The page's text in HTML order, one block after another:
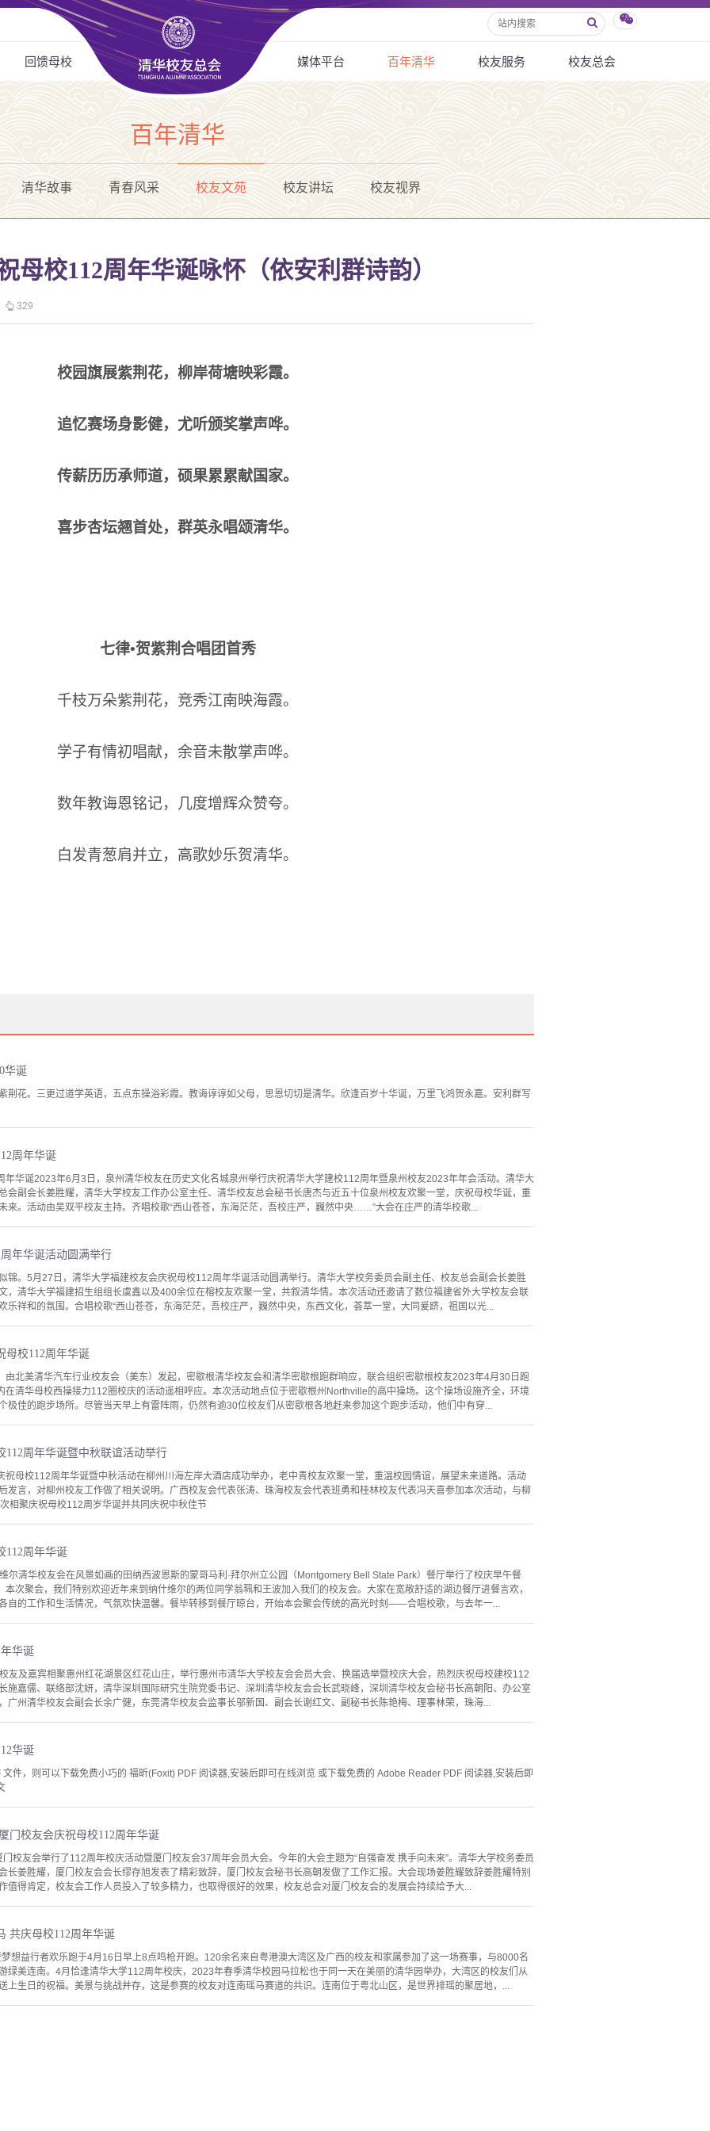
回馈母校 媒体平台 百年清华 校友服务 校友总会
百年清华
清华故事 青春风采 校友文苑 校友讲坛 校友视界
母校112周年华诞咏怀（依安利群诗韵）
329
校园旗展紫荆花，柳岸荷塘映彩霞。
追忆赛场身影健，尤听颁奖掌声哗。
传薪历历承师道，硕果累累献国家。
喜步杏坛翘首处，群英永唱颂清华。
七律•贺紫荆合唱团首秀
千枝万朵紫荆花，竞秀江南映海霞。
学子有情初唱献，余音未散掌声哗。
数年教诲恩铭记，几度增辉众赞夸。
白发青葱肩并立，高歌妙乐贺清华。
华诞
荆花。三更过道学英语，五点东操浴彩霞。教诲谆谆如父母，思恩切切是清华。欣逢百岁十华诞，万里飞鸿贺永嘉。安利群写
周年华诞
年华诞2023年6月3日，泉州清华校友在历史文化名城泉州举行庆祝清华大学建校112周年暨泉州校友2023年年会活动。清华大
会副会长姜胜耀，清华大学校友工作办公室主任、清华校友总会秘书长唐杰与近五十位泉州校友欢聚一堂，庆祝母校华诞，重
来。活动由吴双平校友主持。齐唱校歌“西山苍苍，东海茫茫，吾校庄严，巍然中央……”大会在庄严的清华校歌...
年华诞活动圆满举行
锦。5月27日，清华大学福建校友会庆祝母校112周年华诞活动圆满举行。清华大学校务委员会副主任、校友总会副会长姜胜
，清华大学福建招生组组长虞鑫以及400余位在榕校友欢聚一堂，共叙清华情。本次活动还邀请了数位福建省外大学校友会联
乐祥和的氛围。合唱校歌“西山苍苍，东海茫茫，吾校庄严，巍然中央，东西文化，荟萃一堂，大同爰跻，祖国以光...
母校112周年华诞
由北美清华汽车行业校友会（美东）发起，密歇根清华校友会和清华密歇根跑群响应，联合组织密歇根校友2023年4月30日跑
在清华母校西操接力112圈校庆的活动遥相呼应。本次活动地点位于密歇根州Northville的高中操场。这个操场设施齐全，环境
极佳的跑步场所。尽管当天早上有雷阵雨，仍然有逾30位校友们从密歇根各地赶来参加这个跑步活动，他们中有穿...
112周年华诞暨中秋联谊活动举行
祝母校112周年华诞暨中秋活动在柳州川海左岸大酒店成功举办，老中青校友欢聚一堂，重温校园情谊，展望未来道路。活动
发言，对柳州校友工作做了相关说明。广西校友会代表张涛、珠海校友会代表班勇和桂林校友代表冯天喜参加本次活动，与柳
相聚庆祝母校112周岁华诞并共同庆祝中秋佳节
112周年华诞
尔清华校友会在风景如画的田纳西波恩斯的蒙哥马利·拜尔州立公园（Montgomery Bell State Park）餐厅举行了校庆早午餐
次聚会，我们特别欢迎近年来到纳什维尔的两位同学翁珮和王波加入我们的校友会。大家在宽敞舒适的湖边餐厅进餐言欢，
自的工作和生活情况，气氛欢快温馨。餐毕转移到餐厅晾台，开始本会聚会传统的高光时刻——合唱校歌，与去年一...
华诞
友及嘉宾相聚惠州红花湖景区红花山庄，举行惠州市清华大学校友会会员大会、换届选举暨校庆大会，热烈庆祝母校建校112
施嘉儒、联络部沈妍，清华深圳国际研究生院党委书记、深圳清华校友会会长武晓峰，深圳清华校友会秘书长高朝阳、办公室
广州清华校友会副会长余广健，东莞清华校友会监事长邬新国、副会长谢红文、副秘书长陈艳梅、理事林荣，珠海...
华诞
件，则可以下载免费小巧的 福昕(Foxit) PDF 阅读器,安装后即可在线浏览 或下载免费的 Adobe Reader PDF 阅读器,安装后即
门校友会庆祝母校112周年华诞
校友会举行了112周年校庆活动暨厦门校友会37周年会员大会。今年的大会主题为“自强奋发 携手向未来”。清华大学校务委员
长姜胜耀，厦门校友会会长缪存旭发表了精彩致辞，厦门校友会秘书长高朝发做了工作汇报。大会现场姜胜耀致辞姜胜耀特别
值得肯定，校友会工作人员投入了较多精力，也取得很好的效果，校友总会对厦门校友会的发展会持续给予大...
共庆母校112周年华诞
想益行者欢乐跑于4月16日早上8点鸣枪开跑。120余名来自粤港澳大湾区及广西的校友和家属参加了这一场赛事，与8000名
绿美连南。4月恰逢清华大学112周年校庆，2023年春季清华校园马拉松也于同一天在美丽的清华园举办，大湾区的校友们从
上生日的祝福。美景与挑战并存，这是参赛的校友对连南瑶马赛道的共识。连南位于粤北山区，是世界排瑶的聚居地，...